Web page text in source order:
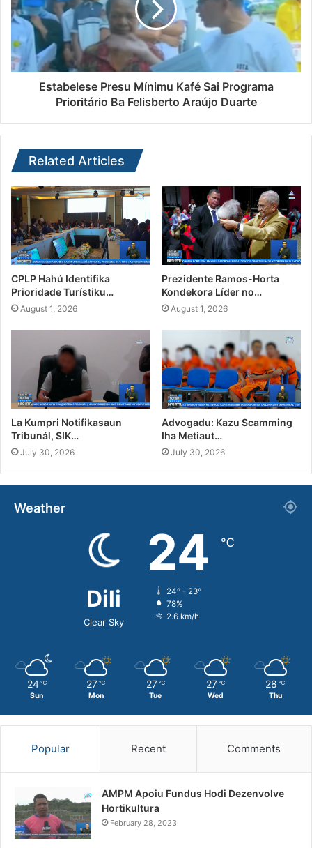
Estabelese Presu Mínimu Kafé Sai Programa
Prioritário Ba Felisberto Araújo Duarte
Related Articles
CPLP Hahú Identifika
Prioridade Turístiku…
August 1, 2026
Prezidente Ramos-Horta
Kondekora Líder no…
August 1, 2026
La Kumpri Notifikasaun
Tribunál, SIK…
July 30, 2026
Advogadu: Kazu Scamming
Iha Metiaut…
July 30, 2026
Weather
Dili
Clear Sky
24 ℃
24º - 23º
78%
2.6 km/h
24 ℃
Sun
27 ℃
Mon
27 ℃
Tue
27 ℃
Wed
28 ℃
Thu
Popular Recent Comments
AMPM Apoiu Fundus Hodi Dezenvolve
Hortikultura
February 28, 2023